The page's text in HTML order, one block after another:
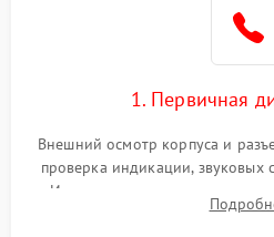
1. Первичная
Внешний осмотр корпуса и
проверка индикации, звуковых
Измерение входного и
реакции ИБП на отключение